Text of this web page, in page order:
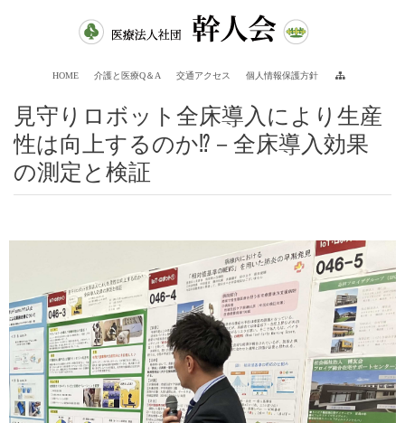
HOME 介護と医療Q＆A 交通アクセス 個人情報保護方針
見守りロボット全床導入により生産
性は向上するのか⁉－全床導入効果
の測定と検証